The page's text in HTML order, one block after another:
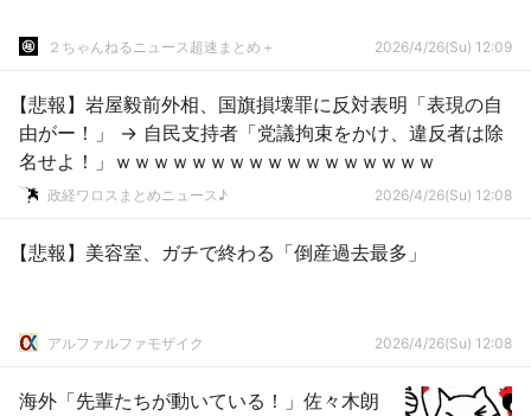
２ちゃんねるニュース超速まとめ＋ 2026/4/26(Su) 12:09
【悲報】岩屋毅前外相、国旗損壊罪に反対表明「表現の自
由がー！」 → 自民支持者「党議拘束をかけ、違反者は除
名せよ！」ｗｗｗｗｗｗｗｗｗｗｗｗｗｗｗｗｗ
政経ワロスまとめニュース♪ 2026/4/26(Su) 12:08
【悲報】美容室、ガチで終わる「倒産過去最多」
アルファルファモザイク 2026/4/26(Su) 12:08
海外「先輩たちが動いている！」佐々木朗